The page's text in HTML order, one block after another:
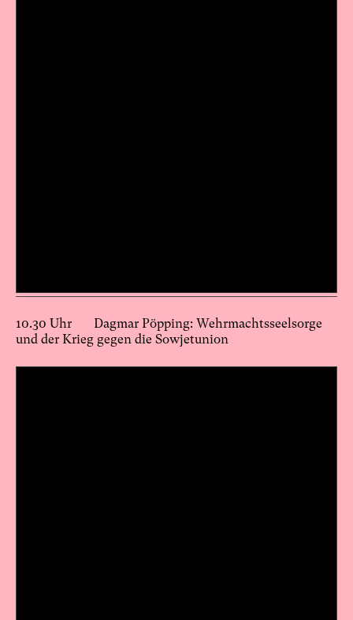
10.30 Uhr Dagmar Pöpping: Wehrmachtsseelsorge
und der Krieg gegen die Sowjetunion